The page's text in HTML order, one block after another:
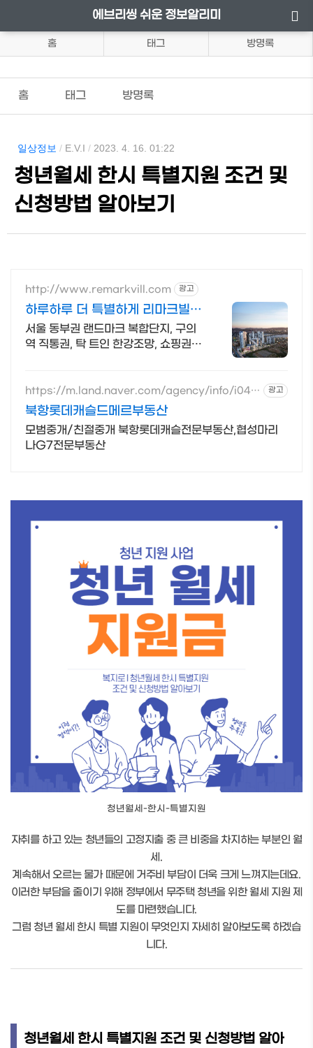
에브리씽 쉬운 정보알리미
홈 태그 방명록
홈 태그 방명록
일상정보 / E.V.I / 2023. 4. 16. 01:22
청년월세 한시 특별지원 조건 및
신청방법 알아보기
http://www.remarkvill.com 광고
하루하루 더 특별하게 리마크빌
이스트폴
서울 동부권 랜드마크 복합단지, 구의
역 직통권, 탁 트인 한강조망, 쇼핑권
https://m.land.naver.com/agency/info/i04c
offee
광고
북항롯데캐슬드메르부동산
모범중개/친절중개 북항롯데캐슬전문부동산,협성마리
나G7전문부동산
청년월세-한시-특별지원
자취를 하고 있는 청년들의 고정지출 중 큰 비중을 차지하는 부분인 월
세.
계속해서 오르는 물가 때문에 거주비 부담이 더욱 크게 느껴지는데요.
이러한 부담을 줄이기 위해 정부에서 무주택 청년을 위한 월세 지원 제
도를 마련했습니다.
그럼 청년 월세 한시 특별 지원이 무엇인지 자세히 알아보도록 하겠습
니다.
​청년월세 한시 특별지원 조건 및 신청방법 알아